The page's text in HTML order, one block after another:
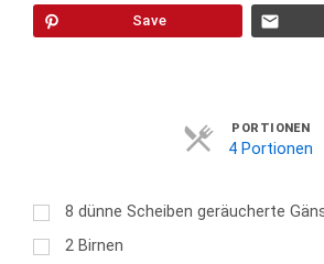
Save
PORTIONEN
4 Portionen
8 dünne Scheiben geräucherte
2 Birnen